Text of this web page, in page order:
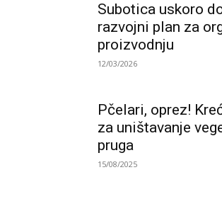
Subotica uskoro
razvojni plan za
proizvodnju
12/03/2026
Pčelari, oprez!
za uništavanje
pruga
15/08/2025